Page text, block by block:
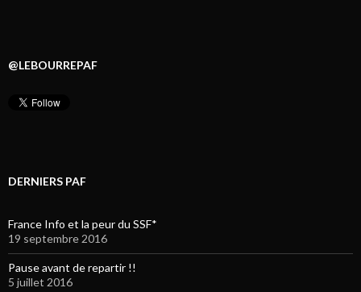
@LEBOURREPAF
DERNIERS PAF
France Info et la peur du SSF*
19 septembre 2016
Pause avant de repartir !!
5 juillet 2016